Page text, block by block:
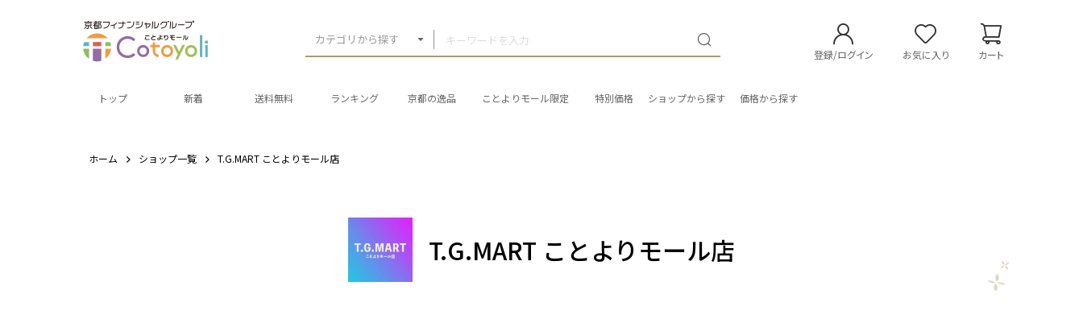
カテゴリから探す
登録/ログイン お気に入り カート
トップ 新着 送料無料 ランキング 京都の逸品 ことよりモール限定 特別価格 ショップから探す 価格から探す
ホーム ショップ一覧 T.G.MART ことよりモール店
T.G.MART ことよりモール店